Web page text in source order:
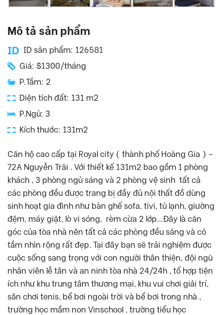
Mô tả sản phẩm
ID sản phẩm: 126581
Giá: $1300/tháng
P.Tắm: 2
Diện tích đất: 131 m2
P.Ngủ: 3
Kích thước: 131m2
Căn hộ cao cấp tại Royal city ( thành phố Hoàng Gia ) –
72A Nguyễn Trãi . Với thiết kế 131m2 bao gồm 1 phòng
khách , 3 phòng ngủ sáng và 2 phòng vệ sinh tất cả
các phòng đều được trang bị đầy đủ nội thất đồ dùng
sinh hoạt gia đình như bàn ghế sofa, tivi, tủ lạnh, giường
đệm, máy giặt, lò vi sóng, rèm cừa 2 lớp…Đây là căn
góc của tòa nhà nên tất cả các phòng đều sáng và có
tầm nhìn rộng rất đẹp. Tại đây bạn sẽ trải nghiệm được
cuộc sống sang trọng với con người thân thiện, đội ngũ
nhân viên lễ tân và an ninh tòa nhà 24/24h , tổ hợp tiện
ích như khu trung tâm thương mại, khu vui chơi giải trí,
sân chơi tenis, bể bơi ngoài trời và bể bơi trong nhà ,
trường học mầm non Vinschool , trường tiểu học